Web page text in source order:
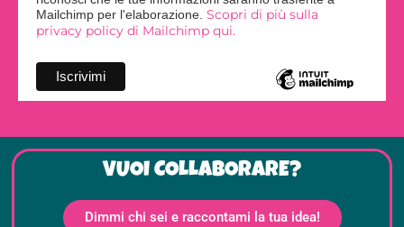
Mailchimp per l'elaborazione. Scopri di più sulla
privacy policy di Mailchimp qui.
VUOI COLLABORARE?
Dimmi chi sei e raccontami la tua idea!